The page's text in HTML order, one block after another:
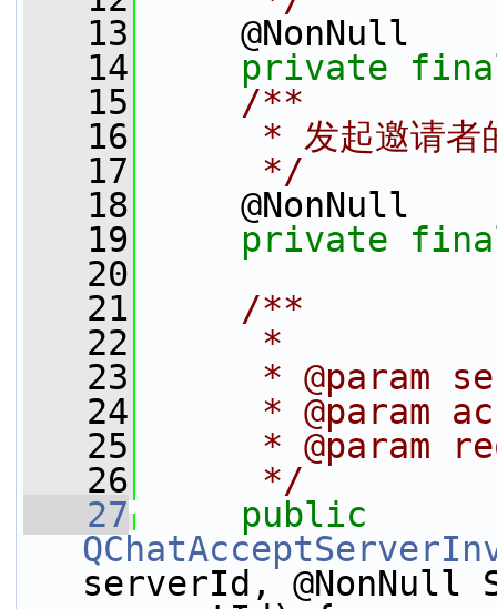
   13
@NonNull
   14
private
   15
    /**
   16
* 发起邀请者
   17
     */
   18
@NonNull
   19
private
   20
   21
    /**
   22
     *
   23
* @param
   24
* @param
   25
* @param
   26
     */
   27
public
serverId,